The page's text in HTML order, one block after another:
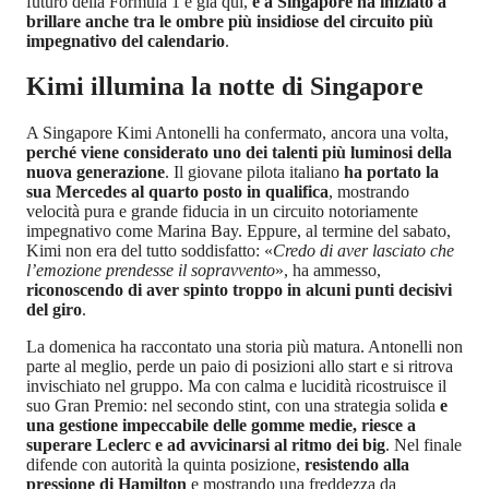
brillare anche tra le ombre più insidiose del circuito più
impegnativo del calendario.
Kimi illumina la notte di Singapore
A Singapore Kimi Antonelli ha confermato, ancora una volta,
perché viene considerato uno dei talenti più luminosi della
nuova generazione. Il giovane pilota italiano ha portato la
sua Mercedes al quarto posto in qualifica, mostrando
velocità pura e grande fiducia in un circuito notoriamente
impegnativo come Marina Bay. Eppure, al termine del sabato,
Kimi non era del tutto soddisfatto: «Credo di aver lasciato che
l’emozione prendesse il sopravvento», ha ammesso,
riconoscendo di aver spinto troppo in alcuni punti decisivi
del giro.
La domenica ha raccontato una storia più matura. Antonelli non
parte al meglio, perde un paio di posizioni allo start e si ritrova
invischiato nel gruppo. Ma con calma e lucidità ricostruisce il
suo Gran Premio: nel secondo stint, con una strategia solida e
una gestione impeccabile delle gomme medie, riesce a
superare Leclerc e ad avvicinarsi al ritmo dei big. Nel finale
difende con autorità la quinta posizione, resistendo alla
pressione di Hamilton e mostrando una freddezza da